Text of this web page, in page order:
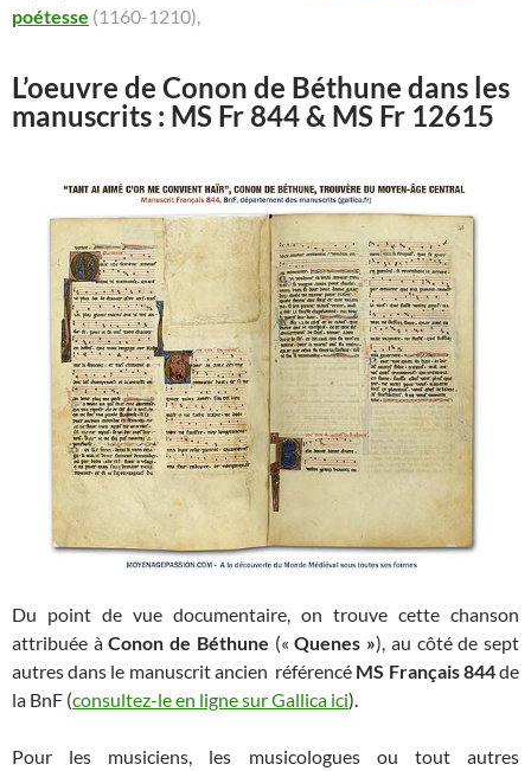
poétesse (1160-1210),
L’oeuvre de Conon de Béthune dans les
manuscrits : MS Fr 844 & MS Fr 12615
Du point de vue documentaire, on trouve cette chanson
attribuée àConon de Béthune («Quenes »), au côté de sept
autres dans le manuscrit ancien référencé MS Français 844de
la BnF (consultez-le en ligne sur Gallica ici).
Pour les musiciens, les musicologues ou tout autres